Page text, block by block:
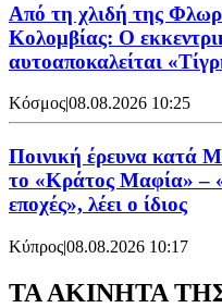
Από τη χλιδή της
Κολομβίας: Ο
αυτοαποκαλείται
Κόσμος|08.08.2026 10:25
Ποινική έρευνα κατά
το «Κράτος Μαφία» –
εποχές», λέει ο ίδιος
Κύπρος|08.08.2026 10:17
ΤΑ ΑΚΙΝΗΤΑ